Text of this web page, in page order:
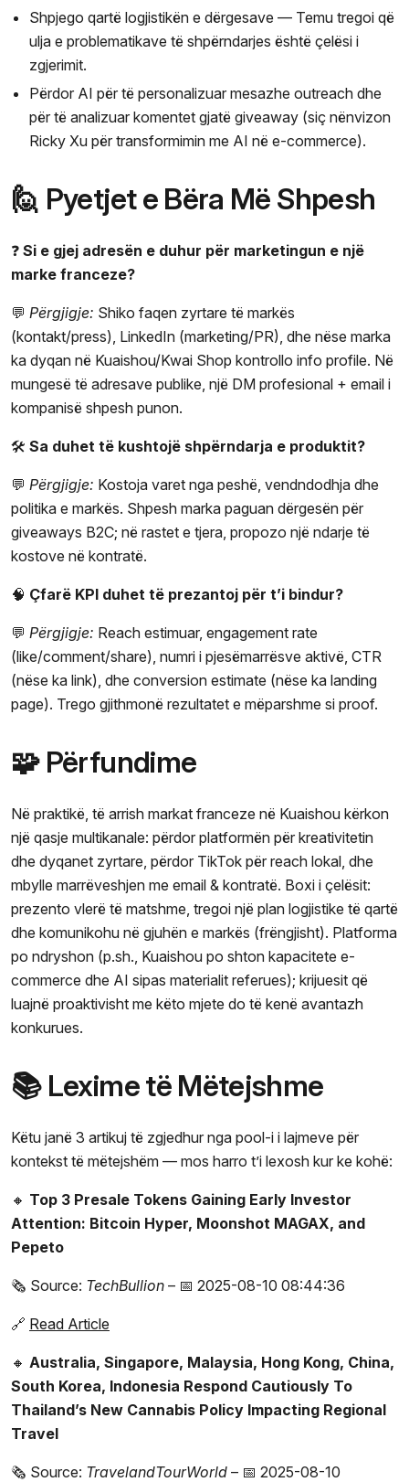
Shpjego qartë logjistikën e dërgesave — Temu tregoi që
ulja e problematikave të shpërndarjes është çelësi i
zgjerimit.
Përdor AI për të personalizuar mesazhe outreach dhe
për të analizuar komentet gjatë giveaway (siç nënvizon
Ricky Xu për transformimin me AI në e-commerce).
🙋 Pyetjet e Bëra Më Shpesh
❓ Si e gjej adresën e duhur për marketingun e një
marke franceze?
💬 Përgjigje: Shiko faqen zyrtare të markës
(kontakt/press), LinkedIn (marketing/PR), dhe nëse marka
ka dyqan në Kuaishou/Kwai Shop kontrollo info profile. Në
mungesë të adresave publike, një DM profesional + email i
kompanisë shpesh punon.
🛠️ Sa duhet të kushtojë shpërndarja e produktit?
💬 Përgjigje: Kostoja varet nga peshë, vendndodhja dhe
politika e markës. Shpesh marka paguan dërgesën për
giveaways B2C; në rastet e tjera, propozo një ndarje të
kostove në kontratë.
🧠 Çfarë KPI duhet të prezantoj për t’i bindur?
💬 Përgjigje: Reach estimuar, engagement rate
(like/comment/share), numri i pjesëmarrësve aktivë, CTR
(nëse ka link), dhe conversion estimate (nëse ka landing
page). Trego gjithmonë rezultatet e mëparshme si proof.
🧩 Përfundime
Në praktikë, të arrish markat franceze në Kuaishou kërkon
një qasje multikanale: përdor platformën për kreativitetin
dhe dyqanet zyrtare, përdor TikTok për reach lokal, dhe
mbylle marrëveshjen me email & kontratë. Boxi i çelësit:
prezento vlerë të matshme, tregoi një plan logjistike të qartë
dhe komunikohu në gjuhën e markës (frëngjisht). Platforma
po ndryshon (p.sh., Kuaishou po shton kapacitete e-
commerce dhe AI sipas materialit referues); krijuesit që
luajnë proaktivisht me këto mjete do të kenë avantazh
konkurues.
📚 Lexime të Mëtejshme
Këtu janë 3 artikuj të zgjedhur nga pool-i i lajmeve për
kontekst të mëtejshëm — mos harro t’i lexosh kur ke kohë:
🔸 Top 3 Presale Tokens Gaining Early Investor
Attention: Bitcoin Hyper, Moonshot MAGAX, and
Pepeto
🗞️ Source: TechBullion – 📅 2025-08-10 08:44:36
🔗 Read Article
🔸 Australia, Singapore, Malaysia, Hong Kong, China,
South Korea, Indonesia Respond Cautiously To
Thailand’s New Cannabis Policy Impacting Regional
Travel
🗞️ Source: TravelandTourWorld – 📅 2025-08-10